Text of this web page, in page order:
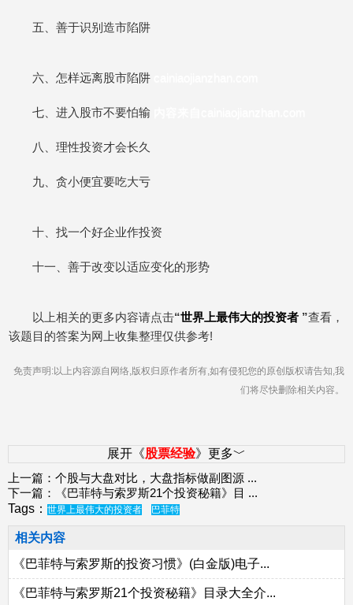
五、善于识别造市陷阱
六、怎样远离股市陷阱
七、进入股市不要怕输
八、理性投资才会长久
九、贪小便宜要吃大亏
十、找一个好企业作投资
十一、善于改变以适应变化的形势
以上相关的更多内容请点击“世界上最伟大的投资者 ”查看，
该题目的答案为网上收集整理仅供参考!
免责声明:以上内容源自网络,版权归原作者所有,如有侵犯您的原创版权请告知,我
们将尽快删除相关内容。
展开《股票经验》更多﹀
上一篇： 个股与大盘对比，大盘指标做副图源 ...
下一篇：
《巴菲特与索罗斯21个投资秘籍》目 ...
Tags： 世界上最伟大的投资者 巴菲特
相关内容
《巴菲特与索罗斯的投资习惯》(白金版)电子...
《巴菲特与索罗斯21个投资秘籍》目录大全介...